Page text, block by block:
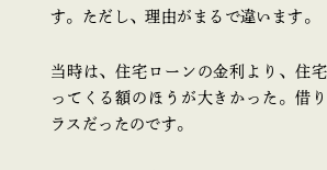
す。ただし、理由がまるで違います。
当時は、住宅ローンの金利より、住
ってくる額のほうが大きかった。借
ラスだったのです。